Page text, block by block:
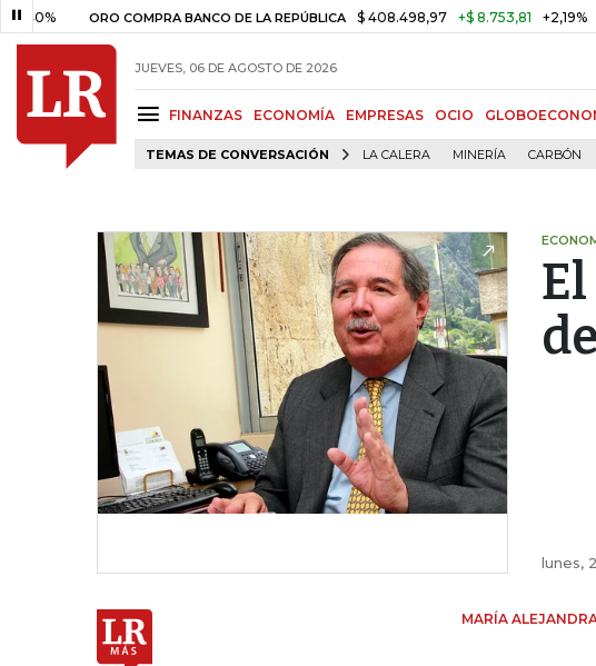
ORO COMPRA BANCO DE LA REPÚBLICA $ 408.498,97 +$ 8.753,81 +2,19%
JUEVES, 06 DE AGOSTO DE 2026
FINANZAS ECONOMÍA EMPRESAS OCIO
TEMAS DE CONVERSACIÓN LA CALERA MINERÍA CARBÓN
lunes,
MARÍA